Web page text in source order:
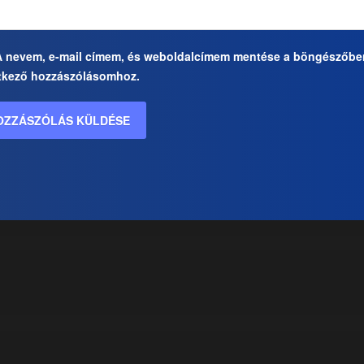
nevem, e-mail címem, és weboldalcímem mentése a
hozzászólásomhoz.